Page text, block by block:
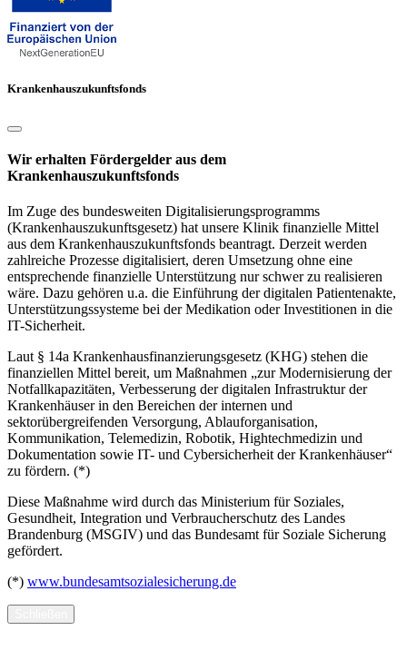
Krankenhauszukunftsfonds
Wir erhalten Fördergelder aus dem
Krankenhauszukunftsfonds
Im Zuge des bundesweiten Digitalisierungsprogramms
(Krankenhauszukunftsgesetz) hat unsere Klinik finanzielle Mittel
aus dem Krankenhauszukunftsfonds beantragt. Derzeit werden
zahlreiche Prozesse digitalisiert, deren Umsetzung ohne eine
entsprechende finanzielle Unterstützung nur schwer zu realisieren
wäre. Dazu gehören u.a. die Einführung der digitalen Patientenakte,
Unterstützungssysteme bei der Medikation oder Investitionen in die
IT-Sicherheit.
Laut § 14a Krankenhausfinanzierungsgesetz (KHG) stehen die
finanziellen Mittel bereit, um Maßnahmen „zur Modernisierung der
Notfallkapazitäten, Verbesserung der digitalen Infrastruktur der
Krankenhäuser in den Bereichen der internen und
sektorübergreifenden Versorgung, Ablauforganisation,
Kommunikation, Telemedizin, Robotik, Hightechmedizin und
Dokumentation sowie IT- und Cybersicherheit der Krankenhäuser“
zu fördern. (*)
Diese Maßnahme wird durch das Ministerium für Soziales,
Gesundheit, Integration und Verbraucherschutz des Landes
Brandenburg (MSGIV) und das Bundesamt für Soziale Sicherung
gefördert.
(*) www.bundesamtsozialesicherung.de